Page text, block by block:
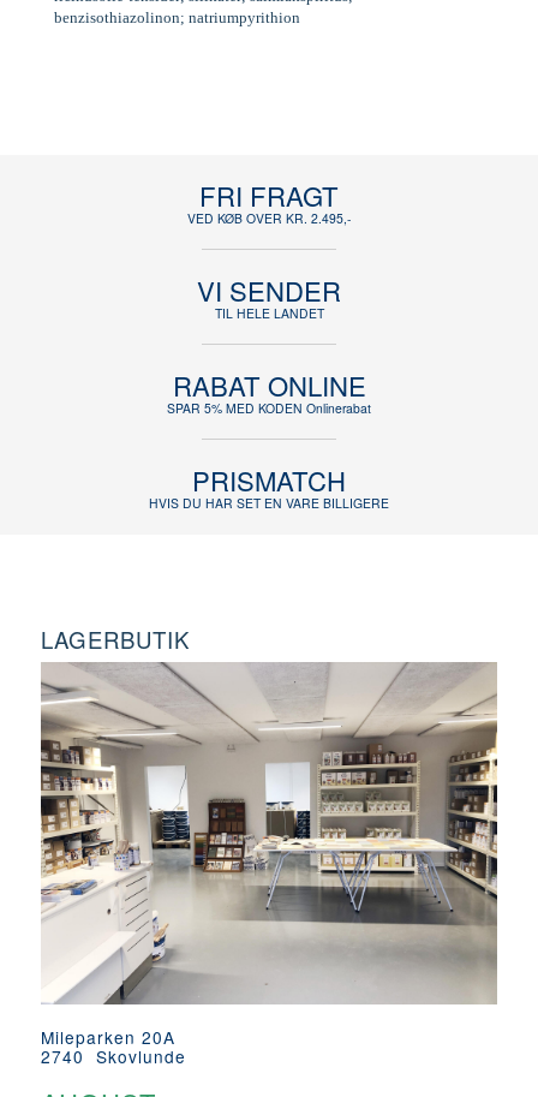
benzisothiazolinon; natriumpyrithion
FRI FRAGT
VED KØB OVER KR. 2.495,-
VI SENDER
TIL HELE LANDET
RABAT ONLINE
SPAR 5% MED KODEN Onlinerabat
PRISMATCH
HVIS DU HAR SET EN VARE BILLIGERE
LAGERBUTIK
Mileparken 20A
2740 Skovlunde